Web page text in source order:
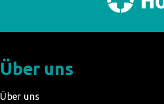
Über uns
Über uns